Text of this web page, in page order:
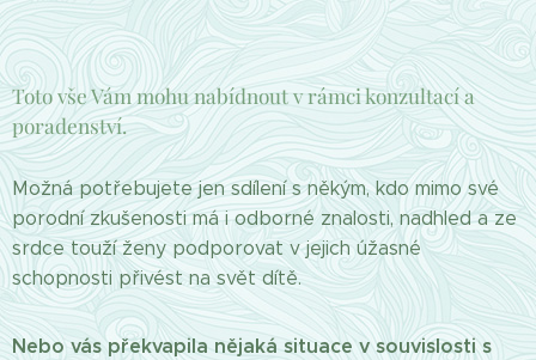
Toto vše Vám mohu nabídnout v rámci konzultací a
poradenství.
Možná potřebujete jen sdílení s někým, kdo mimo své
porodní zkušenosti má i odborné znalosti, nadhled a ze
srdce touží ženy podporovat v jejich úžasné
schopnosti přivést na svět dítě.
Nebo vás překvapila nějaká situace v souvislosti s